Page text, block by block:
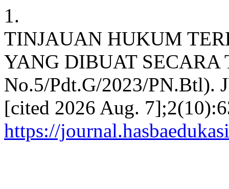
1.
TINJAUAN HUKUM
YANG DIBUAT SECARA
No.5/Pdt.G/2023/PN.Btl).
[cited 2026 Aug.
https://